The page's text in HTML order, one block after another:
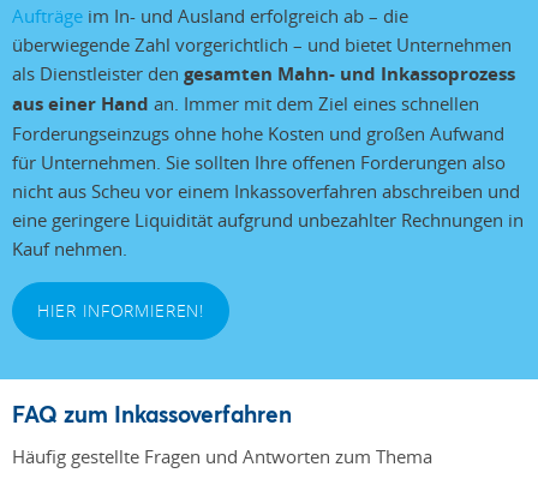
Aufträge im In- und Ausland erfolgreich ab – die
überwiegende Zahl vorgerichtlich – und bietet Unternehmen
als Dienstleister den gesamten Mahn- und Inkassoprozess
aus einer Hand an. Immer mit dem Ziel eines schnellen
Forderungseinzugs ohne hohe Kosten und großen Aufwand
für Unternehmen. Sie sollten Ihre offenen Forderungen also
nicht aus Scheu vor einem Inkassoverfahren abschreiben und
eine geringere Liquidität aufgrund unbezahlter Rechnungen in
Kauf nehmen.
HIER INFORMIEREN!
FAQ zum Inkassoverfahren
Häufig gestellte Fragen und Antworten zum Thema